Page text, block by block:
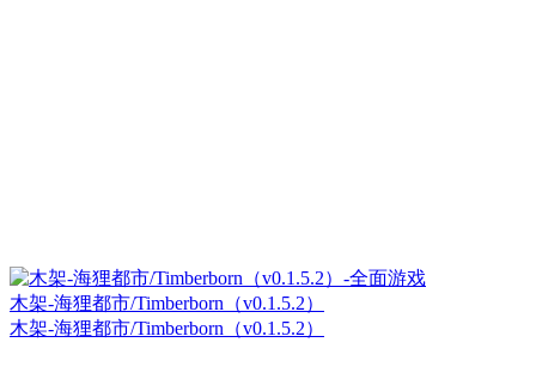
木架-海狸都市/Timberborn（v0.1.5.2）
木架-海狸都市/Timberborn（v0.1.5.2）